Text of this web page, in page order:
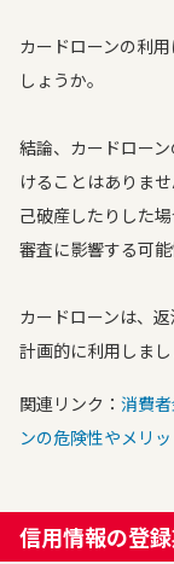
カードローンの利
しょうか。
結論、カードロー
けることはありま
己破産したりした
審査に影響する可能
カードローンは、
計画的に利用しまし
関連リンク： 消費
ンの危険性やメリ
信用情報の登